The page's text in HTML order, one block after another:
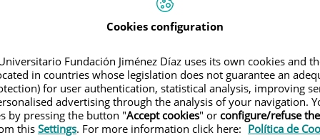
Investigación
Teléfono de atención al usuario900 301 013
Cookies configuration
Fundación Jiménez Díaz uses its own cookies and
in countries whose legislation does not guarantee an
for user authentication, statistical analysis, improving
advertising through the analysis of your navigation.
by pressing the button "Accept cookies" or configure/refuse
thisSettings. For more information click here: Política de